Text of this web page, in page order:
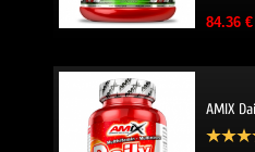
84.36
AMIX